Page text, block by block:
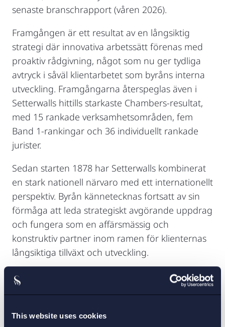
This website uses cookies
senaste branschrapport (våren 2026).
Framgången är ett resultat av en långsiktig
strategi där innovativa arbetssätt förenas med
proaktiv rådgivning, något som nu ger tydliga
avtryck i såväl klientarbetet som byråns interna
utveckling. Framgångarna återspeglas även i
Setterwalls hittills starkaste Chambers-resultat,
med 15 rankade verksamhetsområden, fem
Band 1-rankingar och 36 individuellt rankade
jurister.
Sedan starten 1878 har Setterwalls kombinerat
en stark nationell närvaro med ett internationellt
perspektiv. Byrån kännetecknas fortsatt av sin
förmåga att leda strategiskt avgörande uppdrag
och fungera som en affärsmässig och
konstruktiv partner inom ramen för klienternas
långsiktiga tillväxt och utveckling.
Henrik Kjellander avslutar:
– Vi vill rikta ett varmt tack till de klienter och
sig av sina omdömen till Chambers and